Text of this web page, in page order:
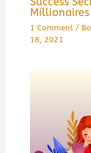
1 Comment /
18, 2021